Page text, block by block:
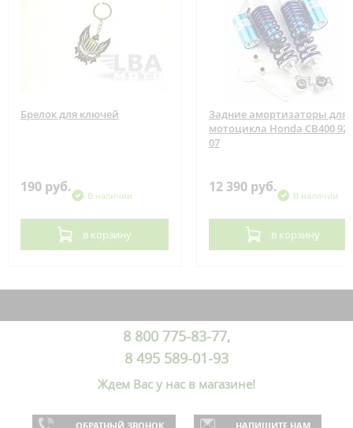
Брелок для ключей
190 руб.
В наличии
в корзину
Задние амортизаторы для
мотоцикла Honda CB400 92-
07
12 390 руб.
В наличии
в корзину
8 800 775-83-77,
8 495 589-01-93
Ждем Вас у нас в магазине!
ОБРАТНЫЙ ЗВОНОК НАПИШИТЕ НАМ